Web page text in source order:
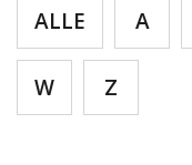
ALLE A
W Z